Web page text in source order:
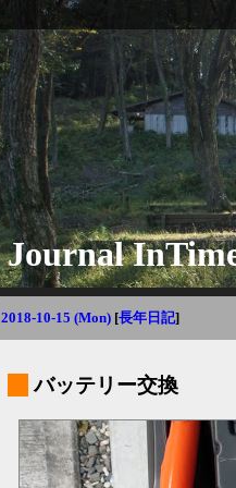
Journal
2018-10-15 (Mon) [長年日記]
バッテリー交換